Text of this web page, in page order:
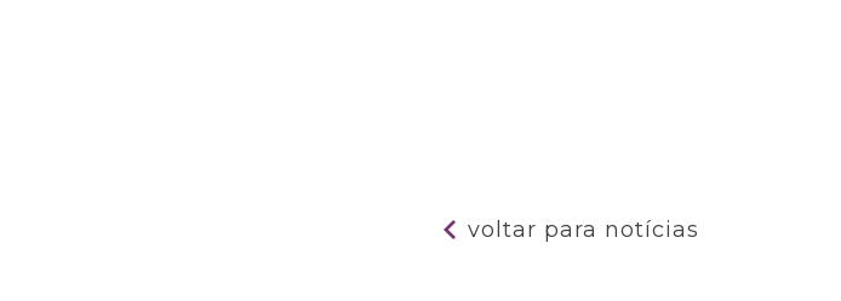
voltar para notícias